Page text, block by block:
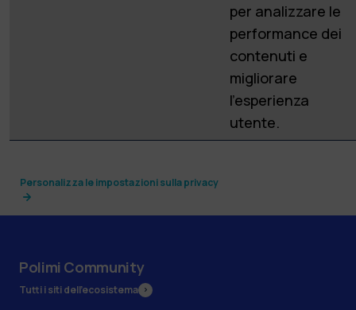
per analizzare le
performance dei
contenuti e
migliorare
l'esperienza
utente.
Personalizza le impostazioni sulla privacy
Polimi Community
Tutti i siti dell’ecosistema